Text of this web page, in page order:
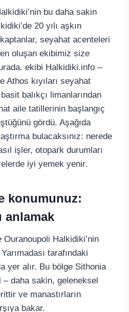
bu daha sakin
20 yılı aşkın
seyahat acenteleri
oluşan ekibimiz size
ekibi Halkidiki.info –
Athos kıyıları seyahat
balıkçı limanlarından
aile tatillerinin başlangıç
gördü. Aşağıda
bulacaksınız: nerede
işler, otopark durumları
iyi yemek yenir.
konumunuz:
anlamak
Halkidiki’nin
tarafındaki
yer alır. Bu bölge Sithonia
daha sakin, geleneksel
ve manastırların
bakar.